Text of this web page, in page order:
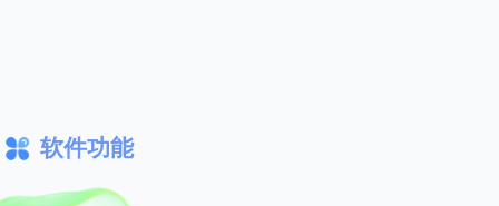
软件功能